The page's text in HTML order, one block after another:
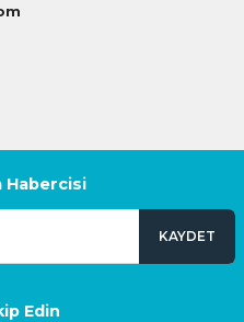
Habercisi
KAYDET
Edin